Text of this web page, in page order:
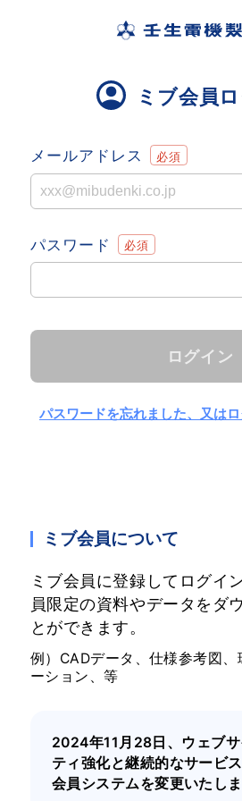
ミブ会員
メールアドレス
パスワード
ログイン
パスワードを忘れました、又はロ
ミブ会員について
ミブ会員に登録してログイ
員限定の資料やデータをダ
とができます。
例）CADデータ、仕様参考図
ーション、等
2024年11月28日、ウェブサ
ティ強化と継続的なサービ
会員システムを変更いたしま